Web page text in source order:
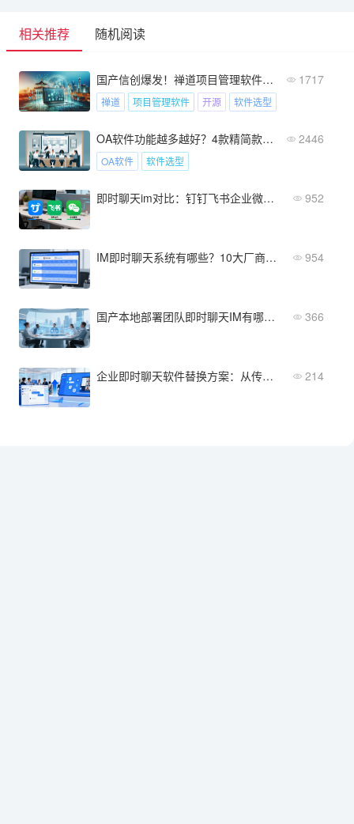
相关推荐 随机阅读
国产信创爆发！禅道项目管理软件凭什么占28.5%市场？ 1717
禅道 项目管理软件 开源 软件选型
OA软件功能越多越好？4款精简款更受员工欢迎 2446
OA软件 软件选型
即时聊天im对比：钉钉飞书企业微信谁更胜一筹 952
IM即时聊天系统有哪些？10大厂商横向对比表 954
国产本地部署团队即时聊天IM有哪些？5大值得关注的本土品牌 366
企业即时聊天软件替换方案：从传统工具到现代平台升级攻略 214